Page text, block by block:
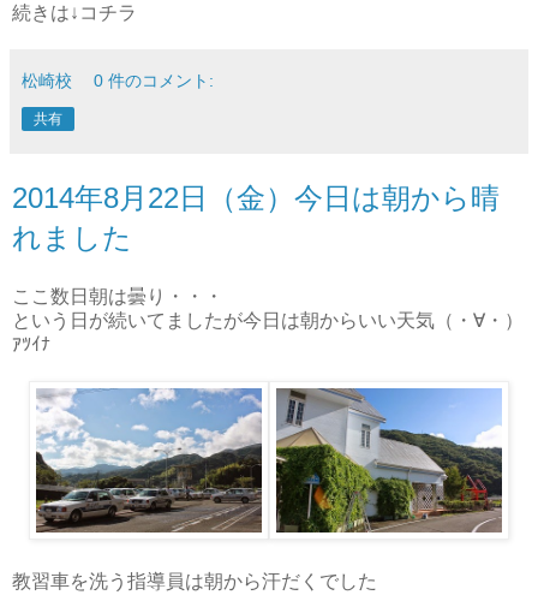
続きは↓コチラ
松崎校 0 件のコメント:
共有
2014年8月22日（金）今日は朝から晴
れました
ここ数日朝は曇り・・・
という日が続いてましたが今日は朝からいい天気（・∀・）
ｱﾂｲﾅ
教習車を洗う指導員は朝から汗だくでした